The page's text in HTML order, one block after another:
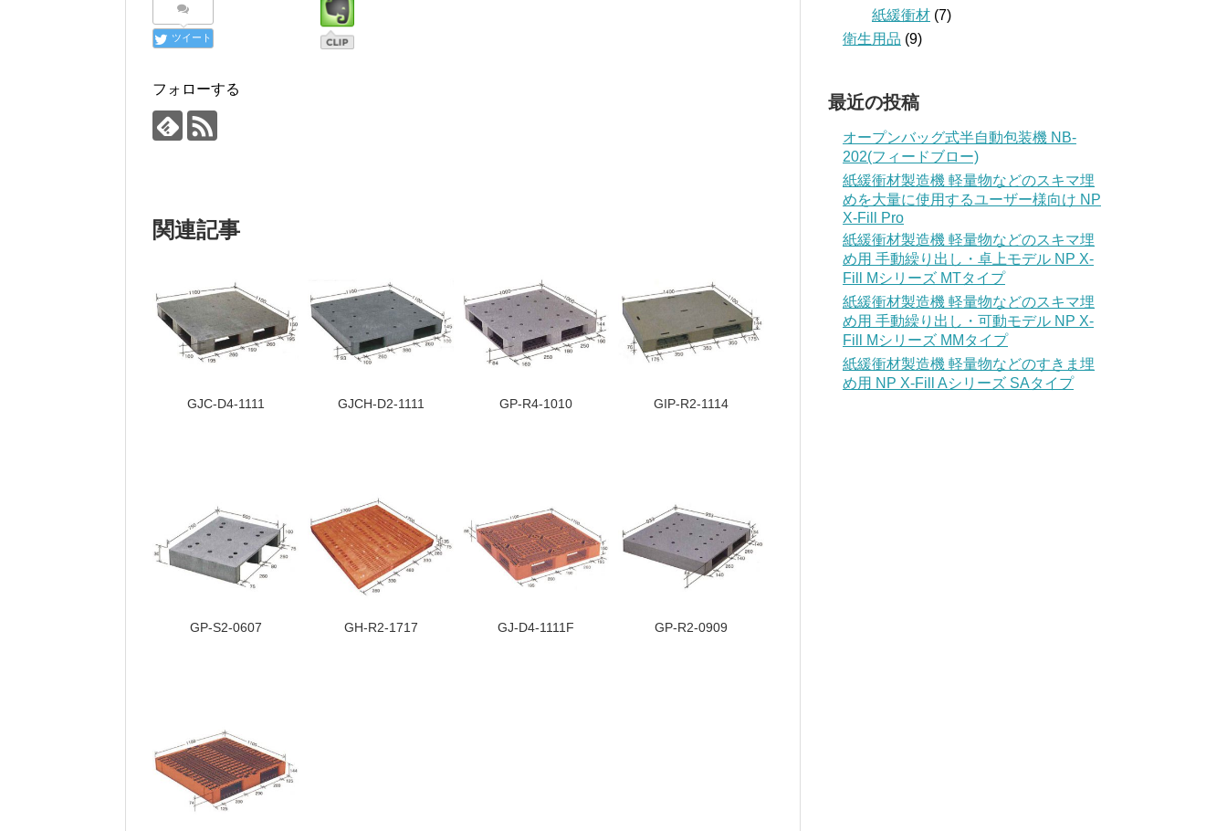
ツイート
フォローする
関連記事
GJC-D4-1111 GJCH-D2-1111 GP-R4-1010 GIP-R2-1114
GP-S2-0607 GH-R2-1717 GJ-D4-1111F GP-R2-0909
紙緩衝材 (7)
衛生用品 (9)
最近の投稿
オープンバッグ式半自動包装機 NB-
202(フィードブロー)
紙緩衝材製造機 軽量物などのスキマ埋
めを大量に使用するユーザー様向け NP
X-Fill Pro
紙緩衝材製造機 軽量物などのスキマ埋
め用 手動繰り出し・卓上モデル NP X-
Fill Mシリーズ MTタイプ
紙緩衝材製造機 軽量物などのスキマ埋
め用 手動繰り出し・可動モデル NP X-
Fill Mシリーズ MMタイプ
紙緩衝材製造機 軽量物などのすきま埋
め用 NP X-Fill Aシリーズ SAタイプ